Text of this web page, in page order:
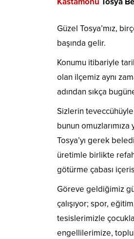
Güzel Tosya’mız,
başında gelir.
Konumu itibariyle
olan ilçemiz aynı
adından sıkça
Sizlerin
bunun
Tosya’yı gerek
üretimle birlikte
götürme çabası
Göreve geldiğimiz
çalışıyor; spor,
tesislerimizle
engellilerimize,